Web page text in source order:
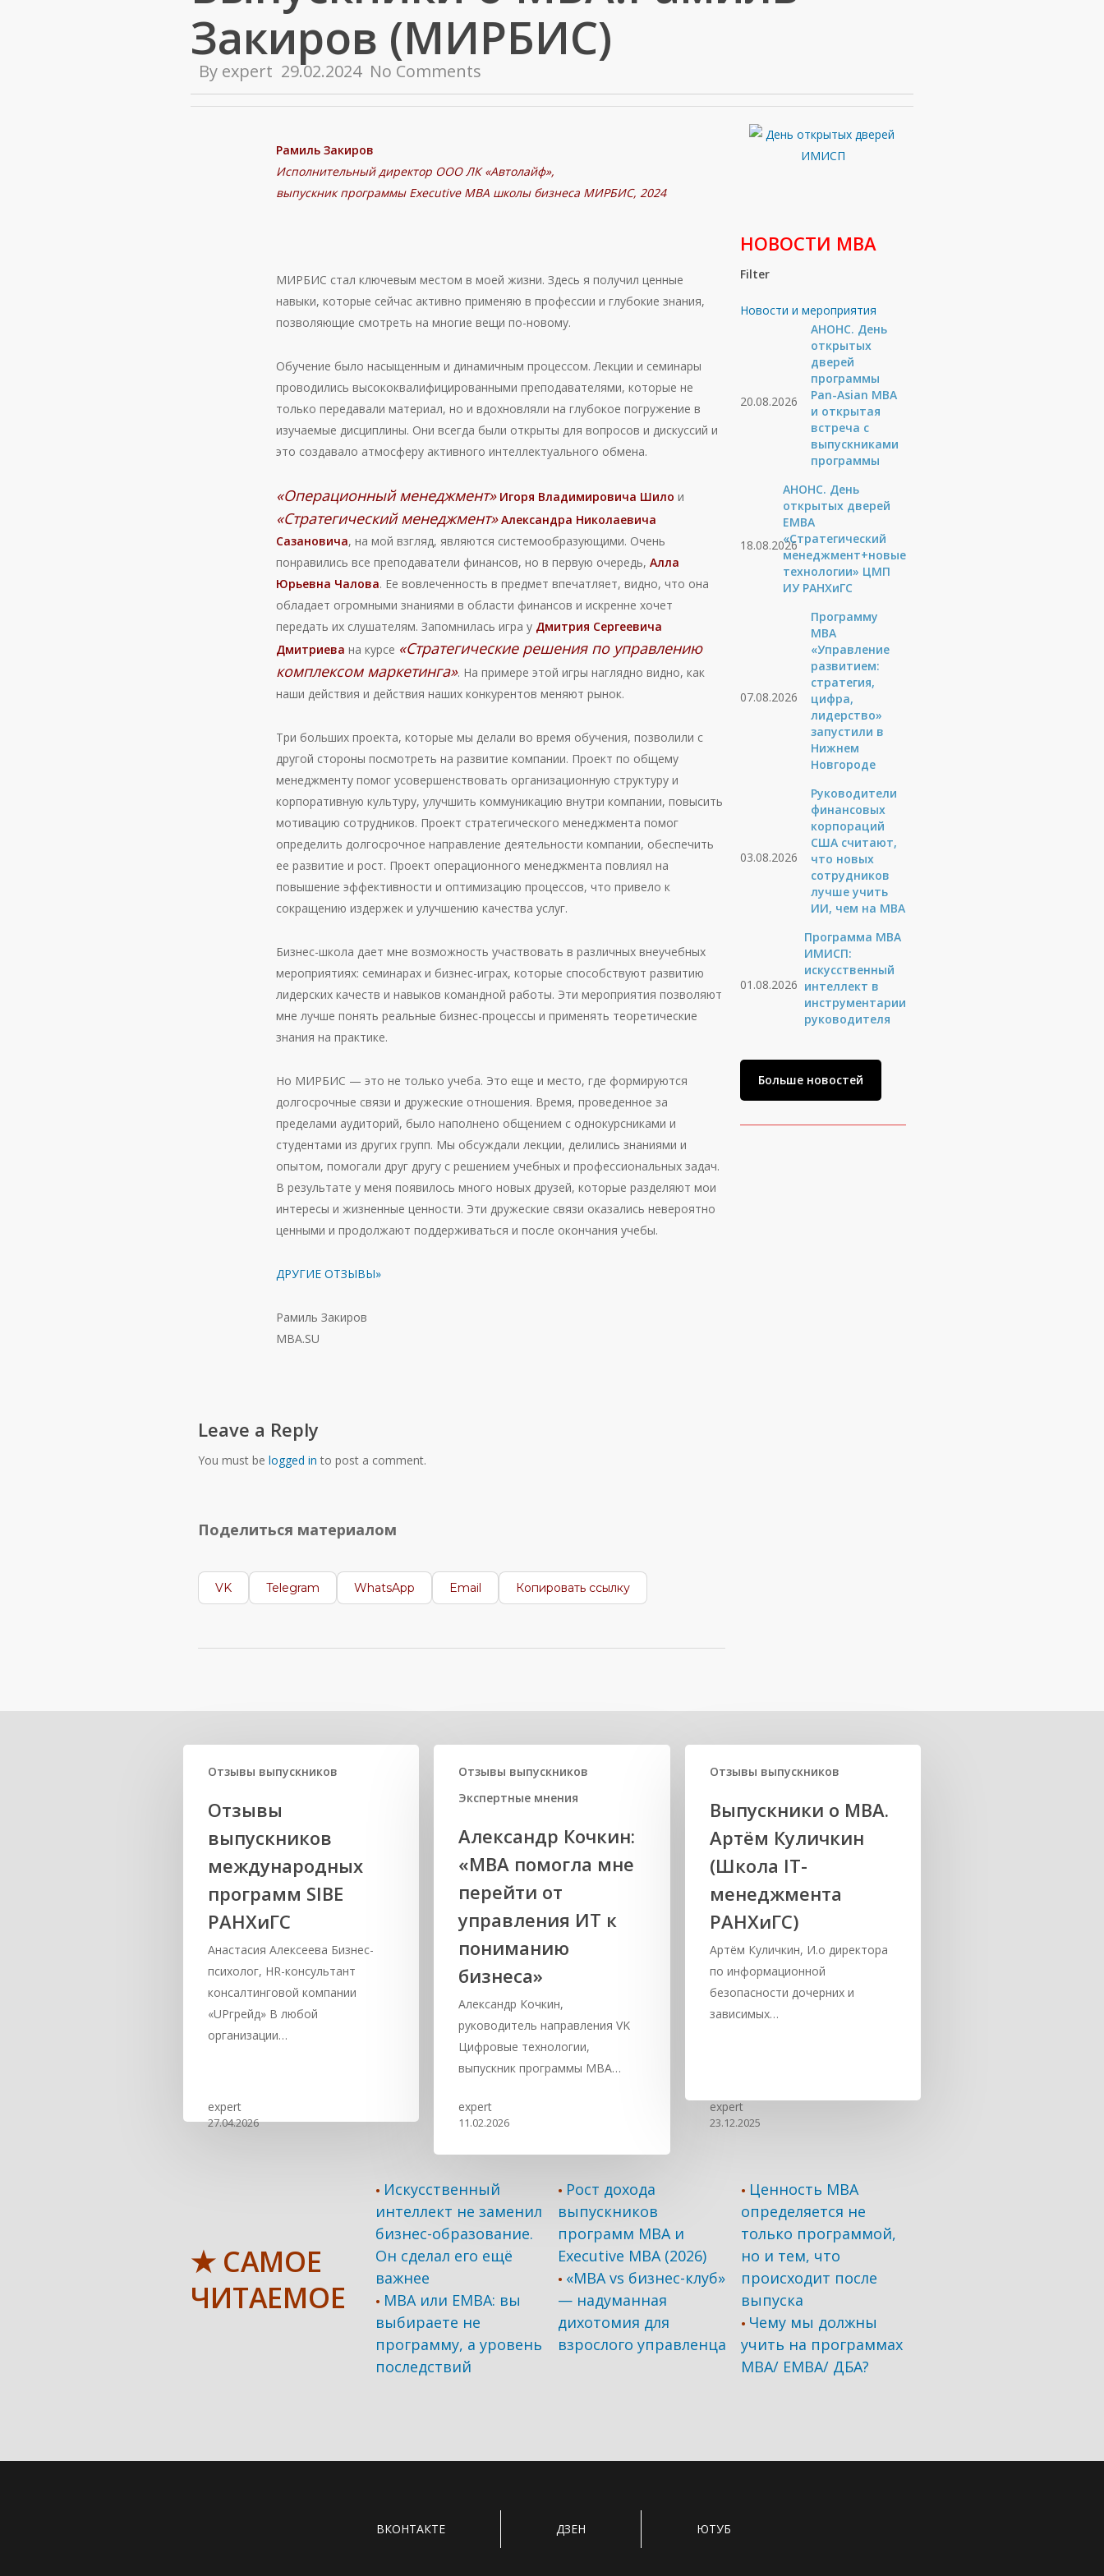
Закиров (МИРБИС)
By expert 29.02.2024 No Comments
Рамиль Закиров
Исполнительный директор ООО ЛК «Автолайф»,
выпускник программы Еxecutive МВА школы бизнеса МИРБИС, 2024
МИРБИС стал ключевым местом в моей жизни. Здесь я получил ценные
навыки, которые сейчас активно применяю в профессии и глубокие знания,
позволяющие смотреть на многие вещи по-новому.
Обучение было насыщенным и динамичным процессом. Лекции и семинары
проводились высококвалифицированными преподавателями, которые не
только передавали материал, но и вдохновляли на глубокое погружение в
изучаемые дисциплины. Они всегда были открыты для вопросов и дискуссий и
это создавало атмосферу активного интеллектуального обмена.
«Операционный менеджмент» Игоря Владимировича Шило и
«Стратегический менеджмент» Александра Николаевича
Сазановича, на мой взгляд, являются системообразующими. Очень
понравились все преподаватели финансов, но в первую очередь, Алла
Юрьевна Чалова. Ее вовлеченность в предмет впечатляет, видно, что она
обладает огромными знаниями в области финансов и искренне хочет
передать их слушателям. Запомнилась игра у Дмитрия Сергеевича
Дмитриева на курсе «Стратегические решения по управлению
комплексом маркетинга». На примере этой игры наглядно видно, как
наши действия и действия наших конкурентов меняют рынок.
Три больших проекта, которые мы делали во время обучения, позволили с
другой стороны посмотреть на развитие компании. Проект по общему
менеджменту помог усовершенствовать организационную структуру и
корпоративную культуру, улучшить коммуникацию внутри компании, повысить
мотивацию сотрудников. Проект стратегического менеджмента помог
определить долгосрочное направление деятельности компании, обеспечить
ее развитие и рост. Проект операционного менеджмента повлиял на
повышение эффективности и оптимизацию процессов, что привело к
сокращению издержек и улучшению качества услуг.
Бизнес-школа дает мне возможность участвовать в различных внеучебных
мероприятиях: семинарах и бизнес-играх, которые способствуют развитию
лидерских качеств и навыков командной работы. Эти мероприятия позволяют
мне лучше понять реальные бизнес-процессы и применять теоретические
знания на практике.
Но МИРБИС — это не только учеба. Это еще и место, где формируются
долгосрочные связи и дружеские отношения. Время, проведенное за
пределами аудиторий, было наполнено общением с однокурсниками и
студентами из других групп. Мы обсуждали лекции, делились знаниями и
опытом, помогали друг другу с решением учебных и профессиональных задач.
В результате у меня появилось много новых друзей, которые разделяют мои
интересы и жизненные ценности. Эти дружеские связи оказались невероятно
ценными и продолжают поддерживаться и после окончания учебы.
ДРУГИЕ ОТЗЫВЫ»
Рамиль Закиров
MBA.SU
Leave a Reply
You must be logged in to post a comment.
Поделиться материалом
VK Telegram WhatsApp Email Копировать ссылку
НОВОСТИ МВА
Filter
Новости и мероприятия
20.08.2026
АНОНС. День
открытых
дверей
программы
Pan-Asian MBA
и открытая
встреча с
выпускниками
программы
18.08.2026
АНОНС. День
открытых дверей
ЕМВА
«Стратегический
менеджмент+новые
технологии» ЦМП
ИУ РАНХиГС
07.08.2026
Программу
MBA
«Управление
развитием:
стратегия,
цифра,
лидерство»
запустили в
Нижнем
Новгороде
03.08.2026
Руководители
финансовых
корпораций
США считают,
что новых
сотрудников
лучше учить
ИИ, чем на МВА
01.08.2026
Программа MBA
ИМИСП:
искусственный
интеллект в
инструментарии
руководителя
Больше новостей
Отзывы выпускников
Отзывы
выпускников
международных
программ SIBE
РАНХиГС
Анастасия Алексеева Бизнес-
психолог, HR-консультант
консалтинговой компании
«UPгрейд» В любой
организации…
expert
27.04.2026
Отзывы выпускников
Экспертные мнения
Александр Кочкин:
«MBA помогла мне
перейти от
управления ИТ к
пониманию
бизнеса»
Александр Кочкин,
руководитель направления VK
Цифровые технологии,
выпускник программы MBA…
expert
11.02.2026
Отзывы выпускников
Выпускники о МВА.
Артём Куличкин
(Школа IT-
менеджмента
РАНХиГС)
Артём Куличкин, И.о директора
по информационной
безопасности дочерних и
зависимых…
expert
23.12.2025
★ САМОЕ
ЧИТАЕМОЕ
• Искусственный
интеллект не заменил
бизнес-образование.
Он сделал его ещё
важнее
• MBA или EMBA: вы
выбираете не
программу, а уровень
последствий
• Рост дохода
выпускников
программ МВА и
Executive MBA (2026)
• «MBA vs бизнес-клуб»
— надуманная
дихотомия для
взрослого управленца
• Ценность MBA
определяется не
только программой,
но и тем, что
происходит после
выпуска
• Чему мы должны
учить на программах
МВА/ ЕМВА/ ДБА?
ВКОНТАКТЕ ДЗЕН ЮТУБ